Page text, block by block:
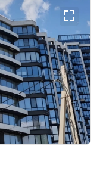
РБК
личные
Посмотрите